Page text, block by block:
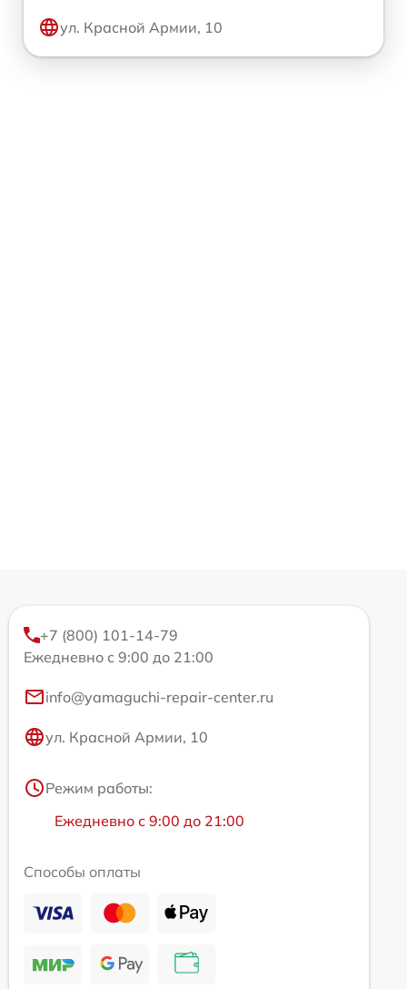
ул. Красной Армии, 10
+7 (800) 101-14-79
Ежедневно с 9:00 до 21:00
info@yamaguchi-repair-center.ru
ул. Красной Армии, 10
Режим работы:
Ежедневно с 9:00 до 21:00
Способы оплаты